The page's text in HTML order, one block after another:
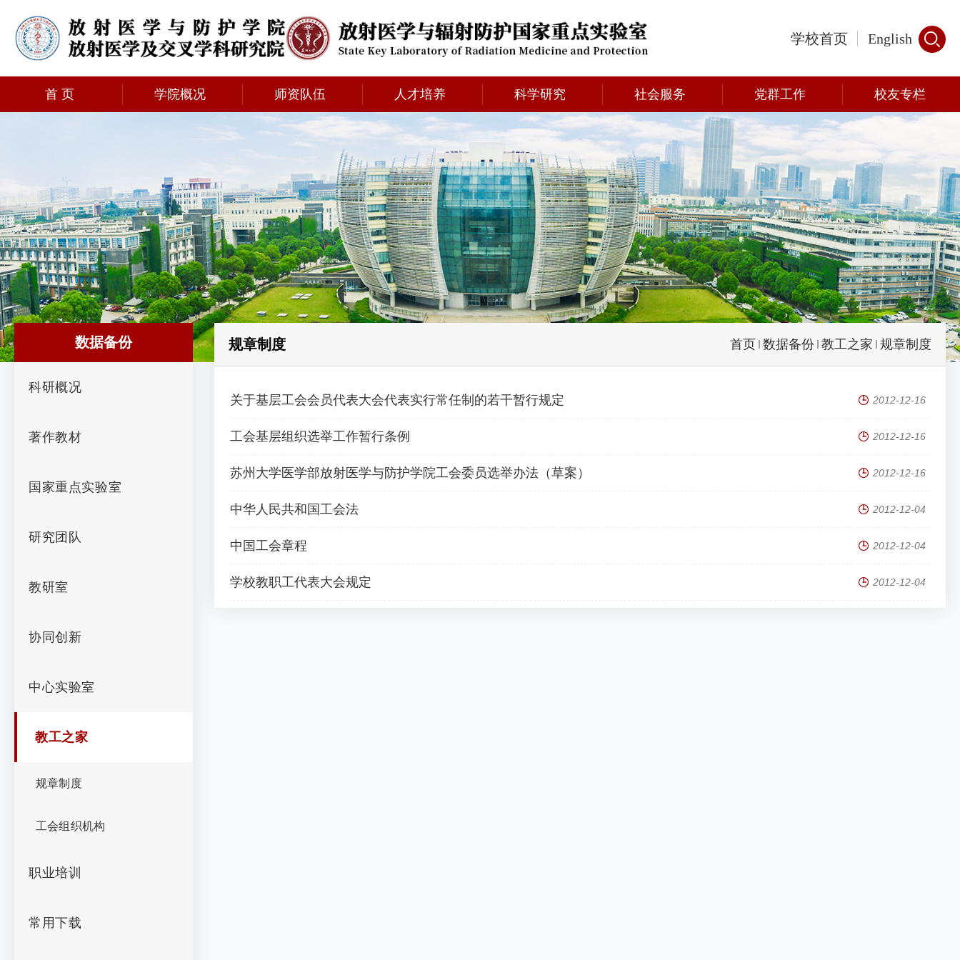
学校首页 English
首 页 学院概况 师资队伍 人才培养 科学研究 社会服务 党群工作 校友专栏
数据备份
科研概况
著作教材
国家重点实验室
研究团队
教研室
协同创新
中心实验室
教工之家
规章制度
工会组织机构
职业培训
常用下载
首页 数据备份 教工之家 规章制度
规章制度
关于基层工会会员代表大会代表实行常任制的若干暂行规定 2012-12-16
工会基层组织选举工作暂行条例 2012-12-16
苏州大学医学部放射医学与防护学院工会委员选举办法（草案） 2012-12-16
中华人民共和国工会法 2012-12-04
中国工会章程 2012-12-04
学校教职工代表大会规定 2012-12-04